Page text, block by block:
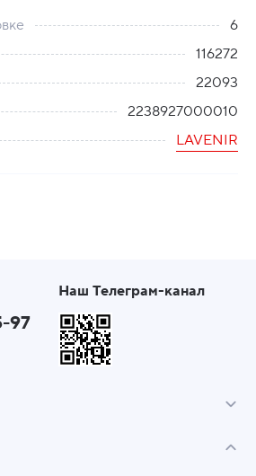
6
116272
22093
2238927000010
LAVENIR
97
Наш Телеграм-канал